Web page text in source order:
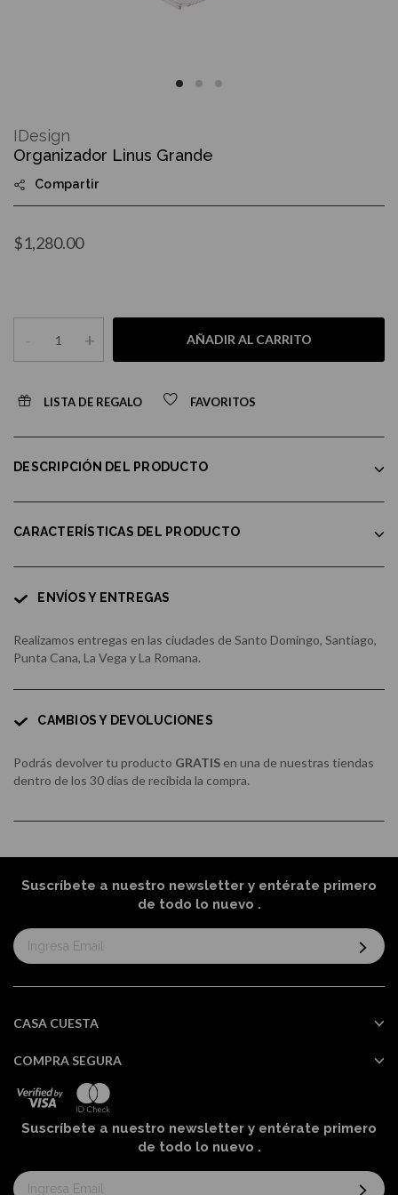
the
beginning
the
images
Organizador Linus Grande
Compartir
$1,280.00
- + AÑADIR AL CARRITO
LISTA DE REGALO FAVORITOS
IDesign
DESCRIPCIÓN DEL PRODUCTO
CARACTERÍSTICAS DEL PRODUCTO
ENVÍOS Y ENTREGAS
Realizamos entregas en las ciudades de Santo Domingo, Santiago,
Punta Cana, La Vega y La Romana.
CAMBIOS Y DEVOLUCIONES
Podrás devolver tu producto GRATIS en una de nuestras tiendas
dentro de los 30 días de recibida la compra.
Suscríbete a nuestro newsletter y entérate primero
de todo lo nuevo .
Suscríbase
al
informativo:
CASA CUESTA
COMPRA SEGURA
Suscríbete a nuestro newsletter y entérate primero
de todo lo nuevo .
Suscríbase